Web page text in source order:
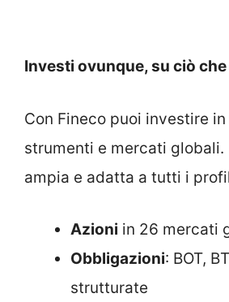
Investi ovunque, su ciò
Con Fineco puoi investire
strumenti e mercati globali.
ampia e adatta a tutti i
Azioni in 26 mercati
Obbligazioni: BOT,
strutturate